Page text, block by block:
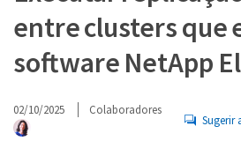
entre clusters que
software NetApp
02/10/2025 Colaboradores
Sugerir